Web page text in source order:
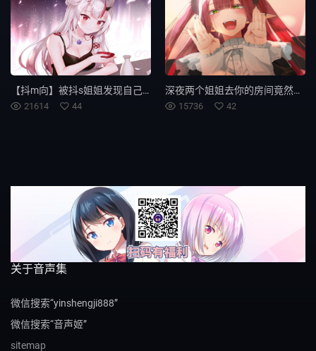
【抖m向】被抖s姐姐发现自己的癖好...
21614 44
深夜两个姐姐去你的房间竟然做……
15736 42
关于音声集
微信搜索“yinshengji888”
微信搜索“音声姬”
sitemap